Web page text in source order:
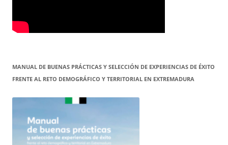
MANUAL DE BUENAS PRÁCTICAS Y SELECCIÓN DE EXPERIENCIAS DE ÉXITO
FRENTE AL RETO DEMOGRÁFICO Y TERRITORIAL EN EXTREMADURA